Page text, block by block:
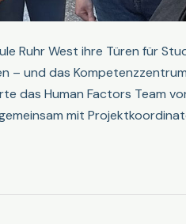
Ruhr West ihre Türen für
– und das
das Human Factors Team
mit